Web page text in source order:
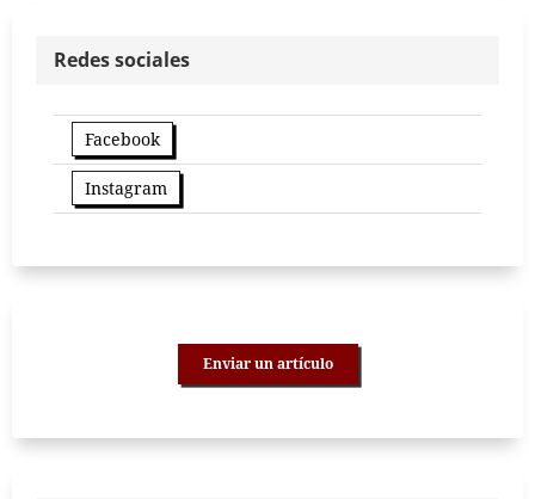
Redes sociales
Facebook
Instagram
Enviar un artículo